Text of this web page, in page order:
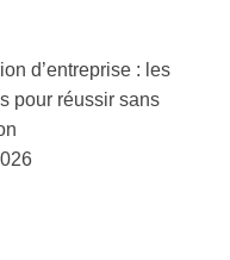
d’entreprise : les
pour réussir sans